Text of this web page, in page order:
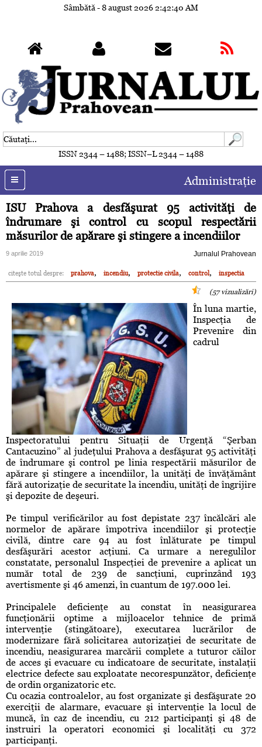
Sâmbătă - 8 august 2026 2:42:43 AM
ISSN 2344 – 1488; ISSN–L 2344 – 1488
Administraţie
ISU Prahova a desfăşurat 95 activităţi de
îndrumare şi control cu scopul respectării
măsurilor de apărare şi stingere a incendiilor
9 aprilie 2019 Jurnalul Prahovean
citeşte totul despre: prahova, incendiu, protectie civila, control, inspectia
(57 vizualizări)
În luna martie,
Inspecţia de
Prevenire din
cadrul
Inspectoratului pentru Situaţii de Urgenţă “Şerban
Cantacuzino” al judeţului Prahova a desfăşurat 95 activităţi
de îndrumare şi control pe linia respectării măsurilor de
apărare şi stingere a incendiilor, la unităţi de învăţământ
fără autorizaţie de securitate la incendiu, unităţi de îngrijire
şi depozite de deşeuri.
Pe timpul verificărilor au fost depistate 237 încălcări ale
normelor de apărare împotriva incendiilor şi protecţie
civilă, dintre care 94 au fost înlăturate pe timpul
desfăşurări acestor acţiuni. Ca urmare a neregulilor
constatate, personalul Inspecţiei de prevenire a aplicat un
număr total de 239 de sancţiuni, cuprinzând 193
avertismente şi 46 amenzi, în cuantum de 197.000 lei.
Principalele deficienţe au constat în neasigurarea
funcţionării optime a mijloacelor tehnice de primă
intervenţie (stingătoare), executarea lucrărilor de
modernizare fără solicitarea autorizaţiei de securitate de
incendiu, neasigurarea marcării complete a tuturor căilor
de acces şi evacuare cu indicatoare de securitate, instalaţii
electrice defecte sau exploatate necorespunzător, deficienţe
de ordin organizatoric etc.
Cu ocazia controalelor, au fost organizate şi desfăşurate 20
exerciţii de alarmare, evacuare şi intervenţie la locul de
muncă, în caz de incendiu, cu 212 participanţi şi 48 de
instruiri la operatori economici şi localităţi cu 372
participanţi.